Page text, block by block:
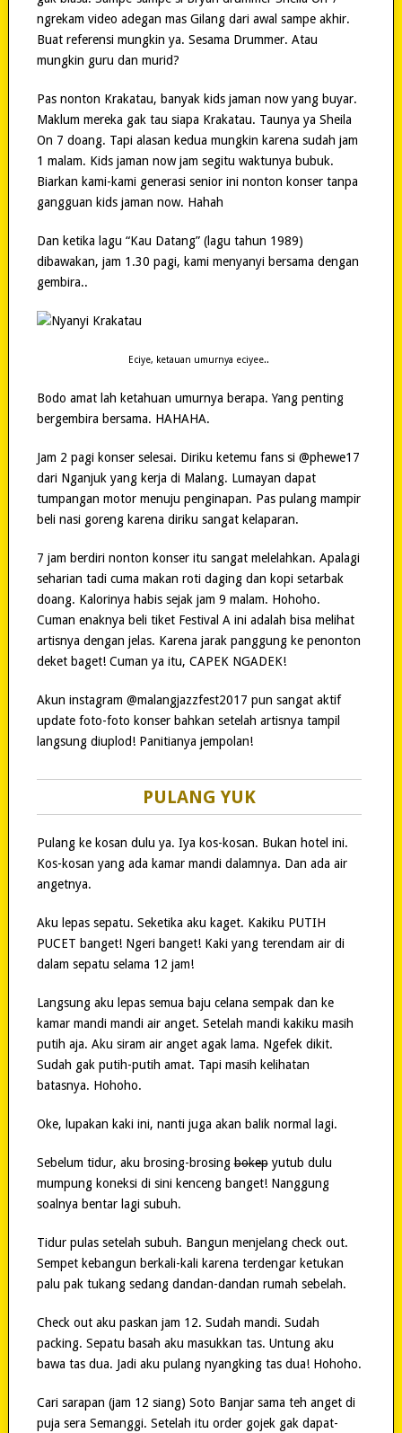
ngrekam video adegan mas Gilang dari awal sampe akhir.
Buat referensi mungkin ya. Sesama Drummer. Atau
mungkin guru dan murid?
Pas nonton Krakatau, banyak kids jaman now yang buyar.
Maklum mereka gak tau siapa Krakatau. Taunya ya Sheila
On 7 doang. Tapi alasan kedua mungkin karena sudah jam
1 malam. Kids jaman now jam segitu waktunya bubuk.
Biarkan kami-kami generasi senior ini nonton konser tanpa
gangguan kids jaman now. Hahah
Dan ketika lagu “Kau Datang” (lagu tahun 1989)
dibawakan, jam 1.30 pagi, kami menyanyi bersama dengan
gembira..
Eciye, ketauan umurnya eciyee..
Bodo amat lah ketahuan umurnya berapa. Yang penting
bergembira bersama. HAHAHA.
Jam 2 pagi konser selesai. Diriku ketemu fans si @phewe17
dari Nganjuk yang kerja di Malang. Lumayan dapat
tumpangan motor menuju penginapan. Pas pulang mampir
beli nasi goreng karena diriku sangat kelaparan.
7 jam berdiri nonton konser itu sangat melelahkan. Apalagi
seharian tadi cuma makan roti daging dan kopi setarbak
doang. Kalorinya habis sejak jam 9 malam. Hohoho.
Cuman enaknya beli tiket Festival A ini adalah bisa melihat
artisnya dengan jelas. Karena jarak panggung ke penonton
deket baget! Cuman ya itu, CAPEK NGADEK!
Akun instagram @malangjazzfest2017 pun sangat aktif
update foto-foto konser bahkan setelah artisnya tampil
langsung diuplod! Panitianya jempolan!
PULANG YUK
Pulang ke kosan dulu ya. Iya kos-kosan. Bukan hotel ini.
Kos-kosan yang ada kamar mandi dalamnya. Dan ada air
angetnya.
Aku lepas sepatu. Seketika aku kaget. Kakiku PUTIH
PUCET banget! Ngeri banget! Kaki yang terendam air di
dalam sepatu selama 12 jam!
Langsung aku lepas semua baju celana sempak dan ke
kamar mandi mandi air anget. Setelah mandi kakiku masih
putih aja. Aku siram air anget agak lama. Ngefek dikit.
Sudah gak putih-putih amat. Tapi masih kelihatan
batasnya. Hohoho.
Oke, lupakan kaki ini, nanti juga akan balik normal lagi.
Sebelum tidur, aku brosing-brosingbokepyutub dulu
mumpung koneksi di sini kenceng banget! Nanggung
soalnya bentar lagi subuh.
Tidur pulas setelah subuh. Bangun menjelang check out.
Sempet kebangun berkali-kali karena terdengar ketukan
palu pak tukang sedang dandan-dandan rumah sebelah.
Check out aku paskan jam 12. Sudah mandi. Sudah
packing. Sepatu basah aku masukkan tas. Untung aku
bawa tas dua. Jadi aku pulang nyangking tas dua! Hohoho.
Cari sarapan (jam 12 siang) Soto Banjar sama teh anget di
puja sera Semanggi. Setelah itu order gojek gak dapat-